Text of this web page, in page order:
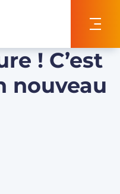
! C’est
nouveau